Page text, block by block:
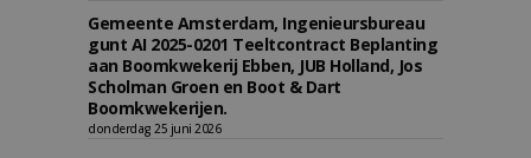
Gemeente Amsterdam, Ingenieursbureau
gunt AI 2025-0201 Teeltcontract Beplanting
aan Boomkwekerij Ebben, JUB Holland, Jos
Scholman Groen en Boot & Dart
Boomkwekerijen.
donderdag 25 juni 2026